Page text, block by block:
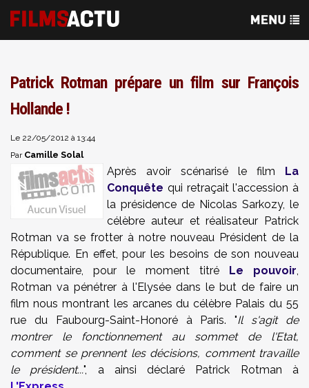
Patrick Rotman prépare un film sur François
Hollande !
Le 22/05/2012 à 13:44
Par Camille Solal
Après avoir scénarisé le film La
Conquête qui retraçait l'accession à
la présidence de Nicolas Sarkozy, le
célèbre auteur et réalisateur Patrick
Rotman va se frotter à notre nouveau Président de la
République. En effet, pour les besoins de son nouveau
documentaire, pour le moment titré Le pouvoir,
Rotman va pénétrer à l'Elysée dans le but de faire un
film nous montrant les arcanes du célèbre Palais du 55
rue du Faubourg-Saint-Honoré à Paris. "Il s'agit de
montrer le fonctionnement au sommet de l'Etat,
comment se prennent les décisions, comment travaille
le président...", a ainsi déclaré Patrick Rotman à